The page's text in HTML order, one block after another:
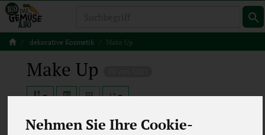
Nehmen Sie Ihre Cookie-
dekorative Kosmetik Make Up
Make Up
12
Concealer, Foundation, Cream